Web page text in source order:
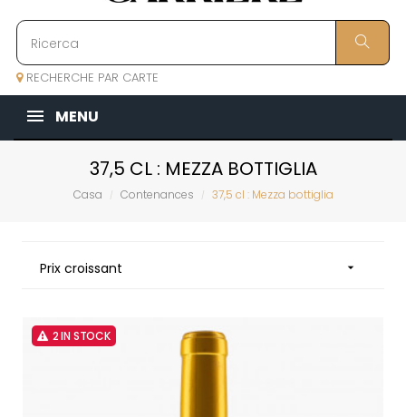
RECHERCHE PAR CARTE
MENU
37,5 CL : MEZZA BOTTIGLIA
Casa Contenances 37,5 cl : Mezza bottiglia
Prix croissant 
2 IN STOCK